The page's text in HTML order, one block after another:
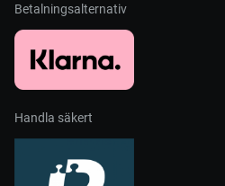
Betalningsalternativ
Handla säkert